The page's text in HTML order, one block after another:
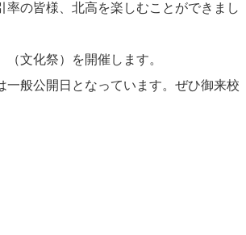
率の皆様、北高を楽しむことができまし
（文化祭）を開催します。
一般公開日となっています。ぜひ御来校